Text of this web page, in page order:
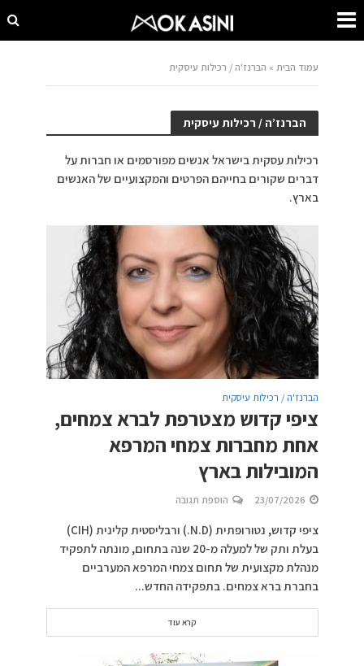
עמוד הבית » הברנז'ה / רכילות עיסקית
הברנז’ה / רכילות עיסקית
רכילות עסקית בישראל אנשים מפורסמים או חברות על
דברים שקורים בחייהם הפרטים והמקצועיים של האנשים
בארץ.
הברנז'ה / רכילות עיסקית
ציפי קדוש מצטרפת לברא צמחים,
אחת מחברות צמחי המרפא
המובילות בארץ
23/07/2026 הוספת תגובה
ציפי קדוש, נטורופתית (N.D.) ורבליסטית קלינית (CIH)
בעלת ותק של למעלה מ-20 שנה בתחום, מונתה לתפקיד
מנהלת מקצועית של תחום צמחי המרפא המערביים
בחברת ברא צמחים. בתפקידה החדש...
קרא עוד